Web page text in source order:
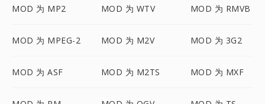
MOD 为 MP2 MOD 为 WTV MOD 为 RMVB
MOD 为 MPEG-2 MOD 为 M2V MOD 为 3G2
MOD 为 ASF MOD 为 M2TS MOD 为 MXF